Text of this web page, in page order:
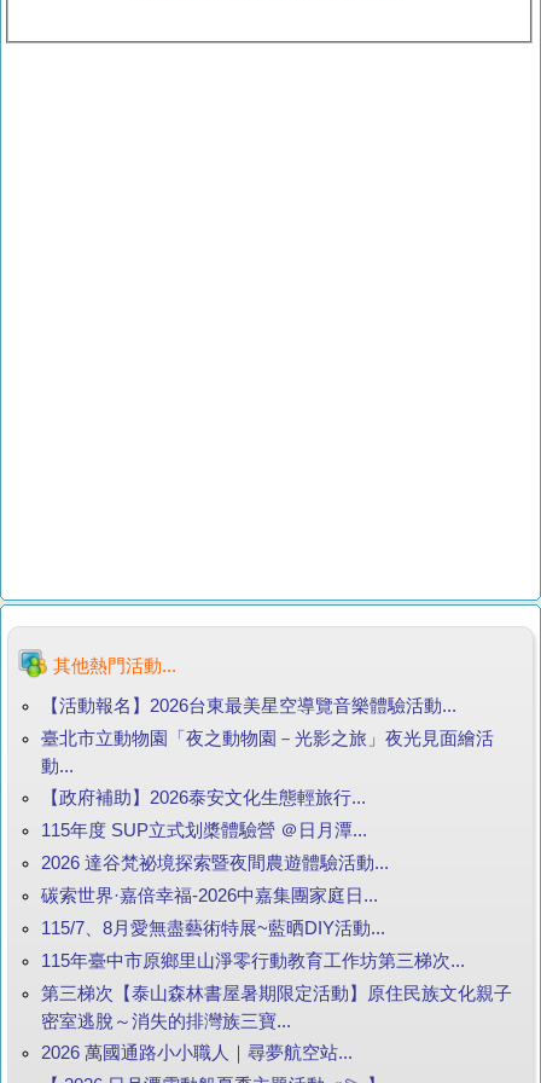
其他熱門活動...
【活動報名】2026台東最美星空導覽音樂體驗活動...
臺北市立動物園「夜之動物園－光影之旅」夜光見面繪活
動...
【政府補助】2026泰安文化生態輕旅行...
115年度 SUP立式划槳體驗營 ＠日月潭...
2026 達谷梵祕境探索暨夜間農遊體驗活動...
碳索世界·嘉倍幸福-2026中嘉集團家庭日...
115/7、8月愛無盡藝術特展~藍晒DIY活動...
115年臺中市原鄉里山淨零行動教育工作坊第三梯次...
第三梯次【泰山森林書屋暑期限定活動】原住民族文化親子
密室逃脫～消失的排灣族三寶...
2026 萬國通路小小職人｜尋夢航空站...